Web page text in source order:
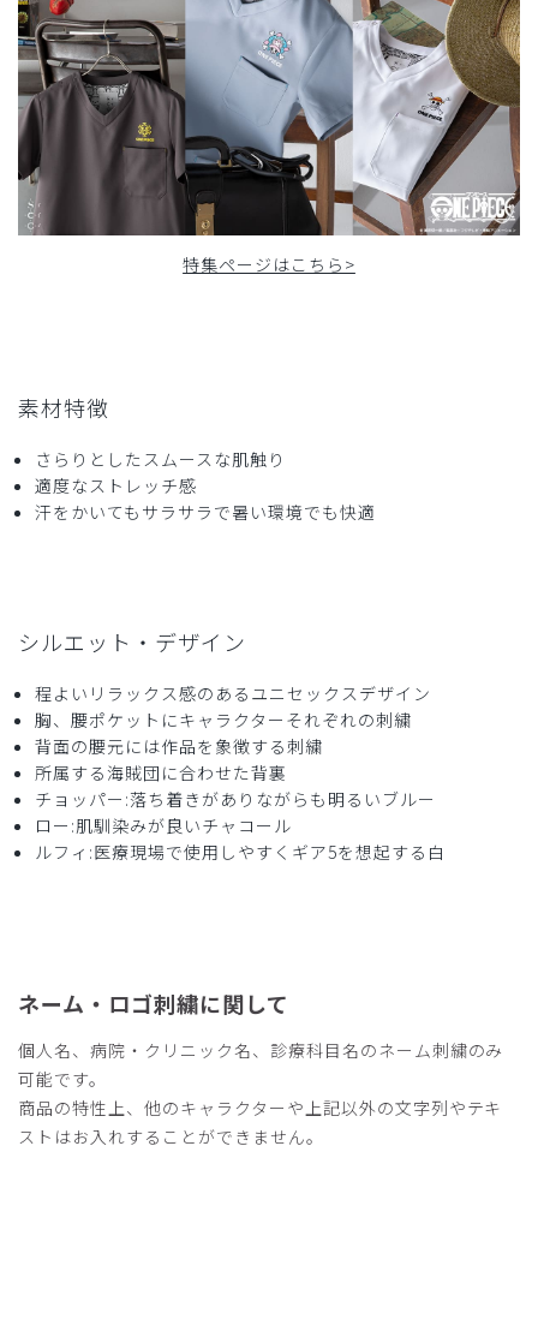
と大きめでした。
特に、ズボンが。
商品：R59Scrub Canvas Club:ONE PIECEスクラブト
ップス(男女兼用)/トラファルガー・ロー/S
0
サイズ感
ストレッチ感
当方歯科医院の女性院長です。30代の歯科助手2人のために
買いました。
にもなっているようです。
ップス(男女兼用)/トラファルガー・ロー/XXS
役に立った 0
2026-04-11
小さめ
ストレッチ感よく伸びる
年齢に関係なく有名なキャラクターは話題作りに最適で大変
助かります。
医師向けなのかコメディカルには高価なため、定価がもう少
し安いと購入しやすいのですがご検討をお願いします
特集ページはこちら>
素材特徴
さらりとしたスムースな肌触り
適度なストレッチ感
汗をかいてもサラサラで暑い環境でも快適
シルエット・デザイン
程よいリラックス感のあるユニセックスデザイン
胸、腰ポケットにキャラクターそれぞれの刺繍
背面の腰元には作品を象徴する刺繍
所属する海賊団に合わせた背裏
チョッパー:落ち着きがありながらも明るいブルー
ロー:肌馴染みが良いチャコール
ルフィ:医療現場で使用しやすくギア5を想起する白
ネーム・ロゴ刺繍に関して
個人名、病院・クリニック名、診療科目名のネーム刺繍のみ
可能です。
商品の特性上、他のキャラクターや上記以外の文字列やテキ
ストはお入れすることができません。